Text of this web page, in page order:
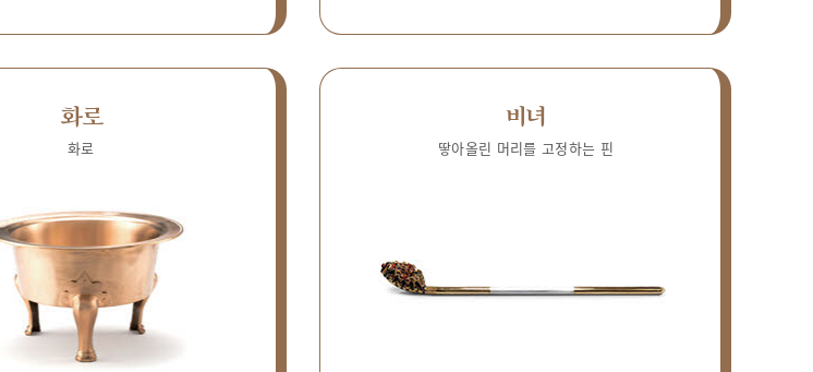
화로
화로
비녀
땋아올린 머리를 고정하는 핀